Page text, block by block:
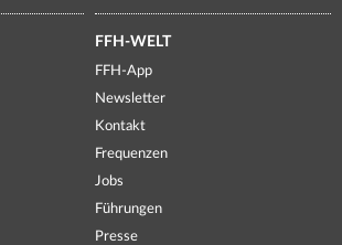
FFH-WELT
FFH-App
Newsletter
Kontakt
Frequenzen
Jobs
Führungen
Presse